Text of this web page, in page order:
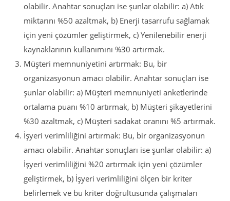
olabilir. Anahtar sonuçları ise şunlar olabilir: a) Atık
miktarını %50 azaltmak, b) Enerji tasarrufu sağlamak
için yeni çözümler geliştirmek, c) Yenilenebilir enerji
kaynaklarının kullanımını %30 artırmak.
Müşteri memnuniyetini artırmak: Bu, bir
organizasyonun amacı olabilir. Anahtar sonuçları ise
şunlar olabilir: a) Müşteri memnuniyeti anketlerinde
ortalama puanı %10 artırmak, b) Müşteri şikayetlerini
%30 azaltmak, c) Müşteri sadakat oranını %5 artırmak.
İşyeri verimliliğini artırmak: Bu, bir organizasyonun
amacı olabilir. Anahtar sonuçları ise şunlar olabilir: a)
İşyeri verimliliğini %20 artırmak için yeni çözümler
geliştirmek, b) İşyeri verimliliğini ölçen bir kriter
belirlemek ve bu kriter doğrultusunda çalışmaları